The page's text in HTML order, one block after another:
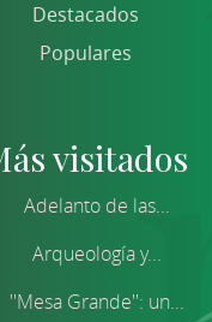
Destacados
Populares
visitados
Adelanto de las...
Arqueología y...
''Mesa Grande'': un...